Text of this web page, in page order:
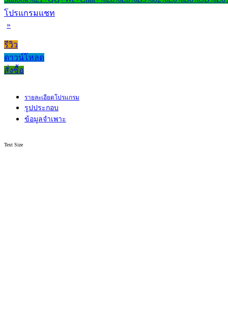
โปรแกรมแชท
»
รีวิว
ดาวน์โหลด
สั่งซื้อ
รายละเอียดโปรแกรม
รูปประกอบ
ข้อมูลจำเพาะ
Text Size